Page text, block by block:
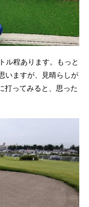
ル程あります。もっと
いますが、見晴らしが
打ってみると、思った